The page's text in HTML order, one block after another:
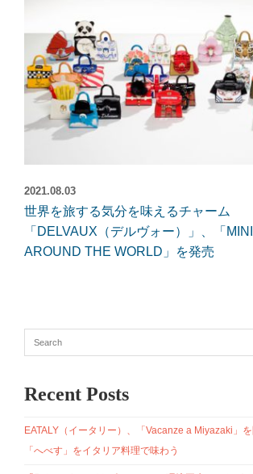
2021.08.03
世界を旅する気分を味えるチャーム
「DELVAUX（デルヴォー）」、「
AROUND THE WORLD」を発売
Recent Posts
EATALY（イータリー）、「Vacanze a Miyazaki」
「へべす」をイタリア料理で味わう